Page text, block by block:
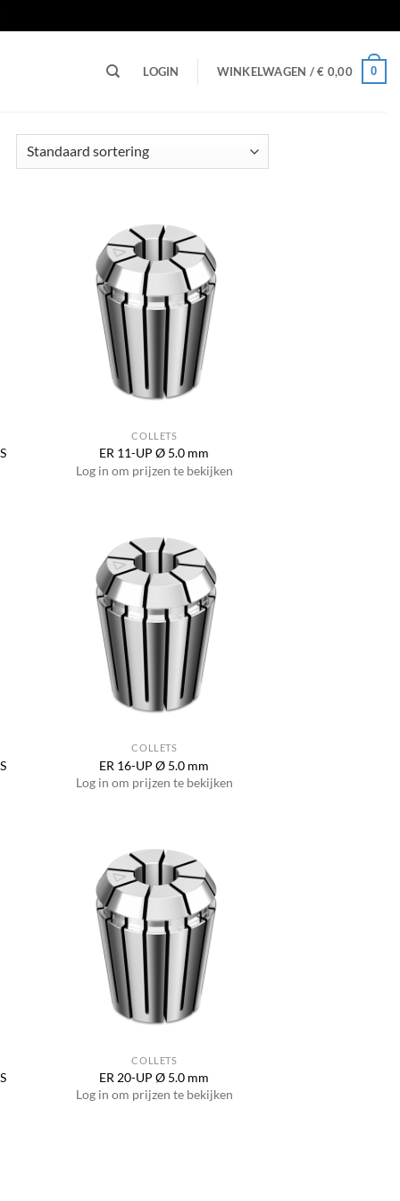
LOGIN WINKELWAGEN /€ 0,00 0
COLLETS
ER 11-UP Ø 5.0 mm
Log in om prijzen te bekijken
COLLETS
ER 16-UP Ø 5.0 mm
Log in om prijzen te bekijken
COLLETS
ER 20-UP Ø 5.0 mm
Log in om prijzen te bekijken